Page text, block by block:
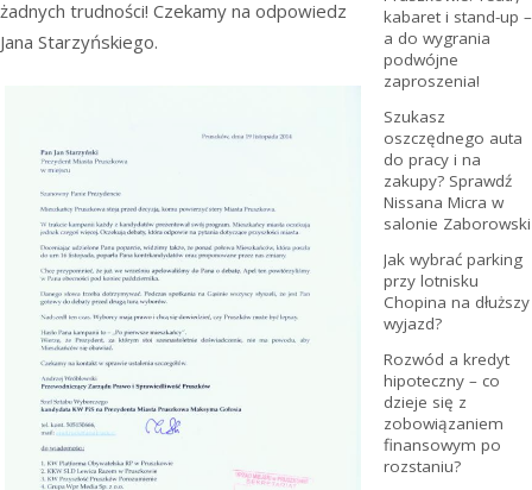
żadnych trudności! Czekamy na odpowiedz
Jana Starzyńskiego.
kabaret i stand-up –
a do wygrania
podwójne
zaproszenia!
Szukasz
oszczędnego auta
do pracy i na
zakupy? Sprawdź
Nissana Micra w
salonie Zaborowski
Jak wybrać parking
przy lotnisku
Chopina na dłuższy
wyjazd?
Rozwód a kredyt
hipoteczny – co
dzieje się z
zobowiązaniem
finansowym po
rozstaniu?